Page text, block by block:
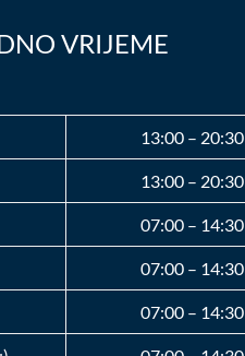
VRIJEME
13:00 – 20:30
13:00 – 20:30
07:00 – 14:30
07:00 – 14:30
07:00 – 14:30